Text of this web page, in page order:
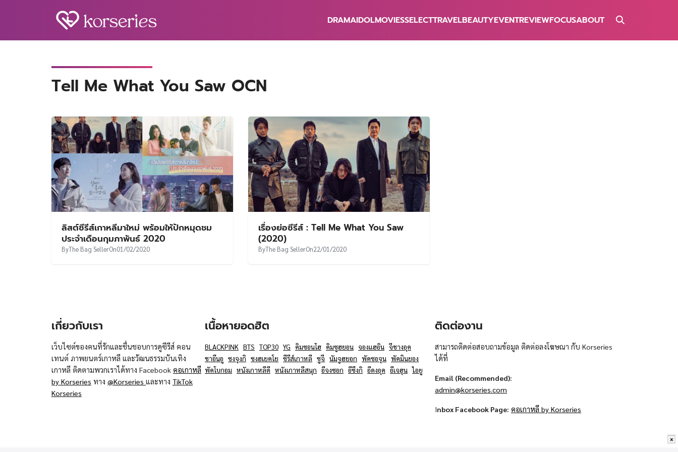
x
DRAMAIDOLMOVIESSELECTTRAVELBEAUTYEVENTREVIEWFOCUSABOUT
Tell Me What You Saw OCN
ลิสต์ซีรีส์เกาหลีมาใหม่ พร้อมให้ปักหมุดชม
ประจำเดือนกุมภาพันธ์ 2020
ByThe Bag SellerOn01/02/2020
เรื่องย่อซีรีส์ : Tell Me What You Saw
(2020)
ByThe Bag SellerOn22/01/2020
เกี่ยวกับเรา
เว็บไซต์ของคนที่รักและชื่นชอบการดูซีรีส์ คอน
เทนต์ ภาพยนตร์เกาหลี และวัฒนธรรมบันเทิง
เกาหลี ติดตามพวกเราได้ทาง Facebook คอเกาหลี
by Korseries ทาง @Korseries และทาง TikTok
Korseries
เนื้อหายอดฮิต
BLACKPINK BTS TOP30 YG คิมซอนโฮ คิมซูฮยอน จองแฮอิน จีชางอุค
ชาอึนอู ซงจุงกิ ซงฮเยคโย ซีรีส์เกาหลี ซูจี นัมจูฮยอก พัคซอจุน พัคมินยอง
พัคโบกอม หนังเกาหลีดี หนังเกาหลีสนุก อีจงซอก อีซึงกิ อีดงอุค อีเจฮุน ไอยู
ติดต่องาน
สามารถติดต่อสอบถามข้อมูล ติดต่อลงโฆษณา กับ Korseries
ได้ที่
Email (Recommended):
admin@korseries.com
Inbox Facebook Page: คอเกาหลี by Korseries